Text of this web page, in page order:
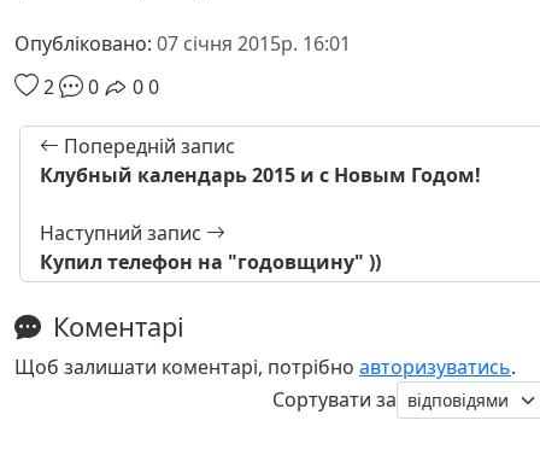
Опубліковано: 07 січня 2015р. 16:01
2
0 00
Попередній запис
Клубный календарь 2015 и с Новым Годом!
Наступний запис
Купил телефон на "годовщину" ))
Коментарі
Щоб залишати коментарі, потрібно авторизуватись.
Сортувати за